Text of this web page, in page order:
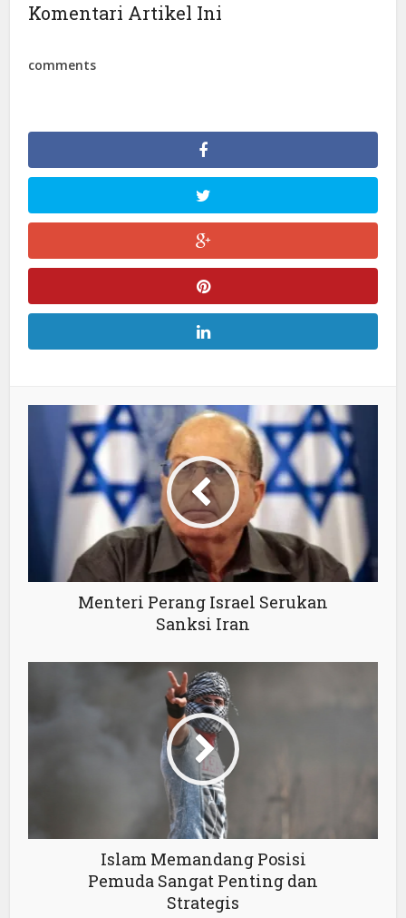
Komentari Artikel Ini
comments
Menteri Perang Israel Serukan
Sanksi Iran
Islam Memandang Posisi
Pemuda Sangat Penting dan
Strategis